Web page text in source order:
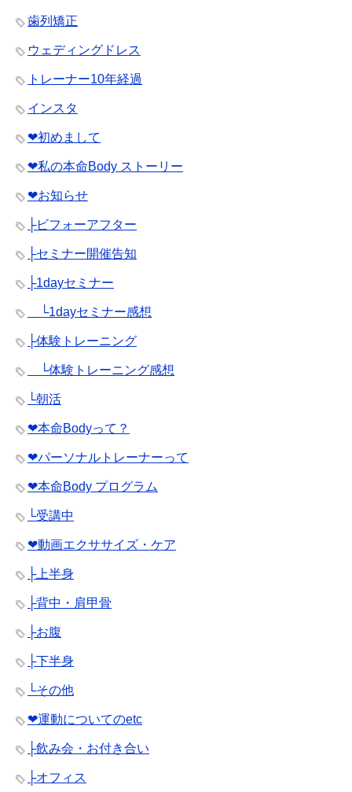
歯列矯正
ウェディングドレス
トレーナー10年経過
インスタ
❤︎初めまして
❤︎私の本命Body ストーリー
❤︎お知らせ
├ビフォーアフター
├セミナー開催告知
├1dayセミナー
└1dayセミナー感想
├体験トレーニング
└体験トレーニング感想
└朝活
❤︎本命Bodyって？
❤︎パーソナルトレーナーって
❤︎本命Body プログラム
└受講中
❤︎動画エクササイズ・ケア
├上半身
├背中・肩甲骨
├お腹
├下半身
└その他
❤︎運動についてのetc
├飲み会・お付き合い
├オフィス